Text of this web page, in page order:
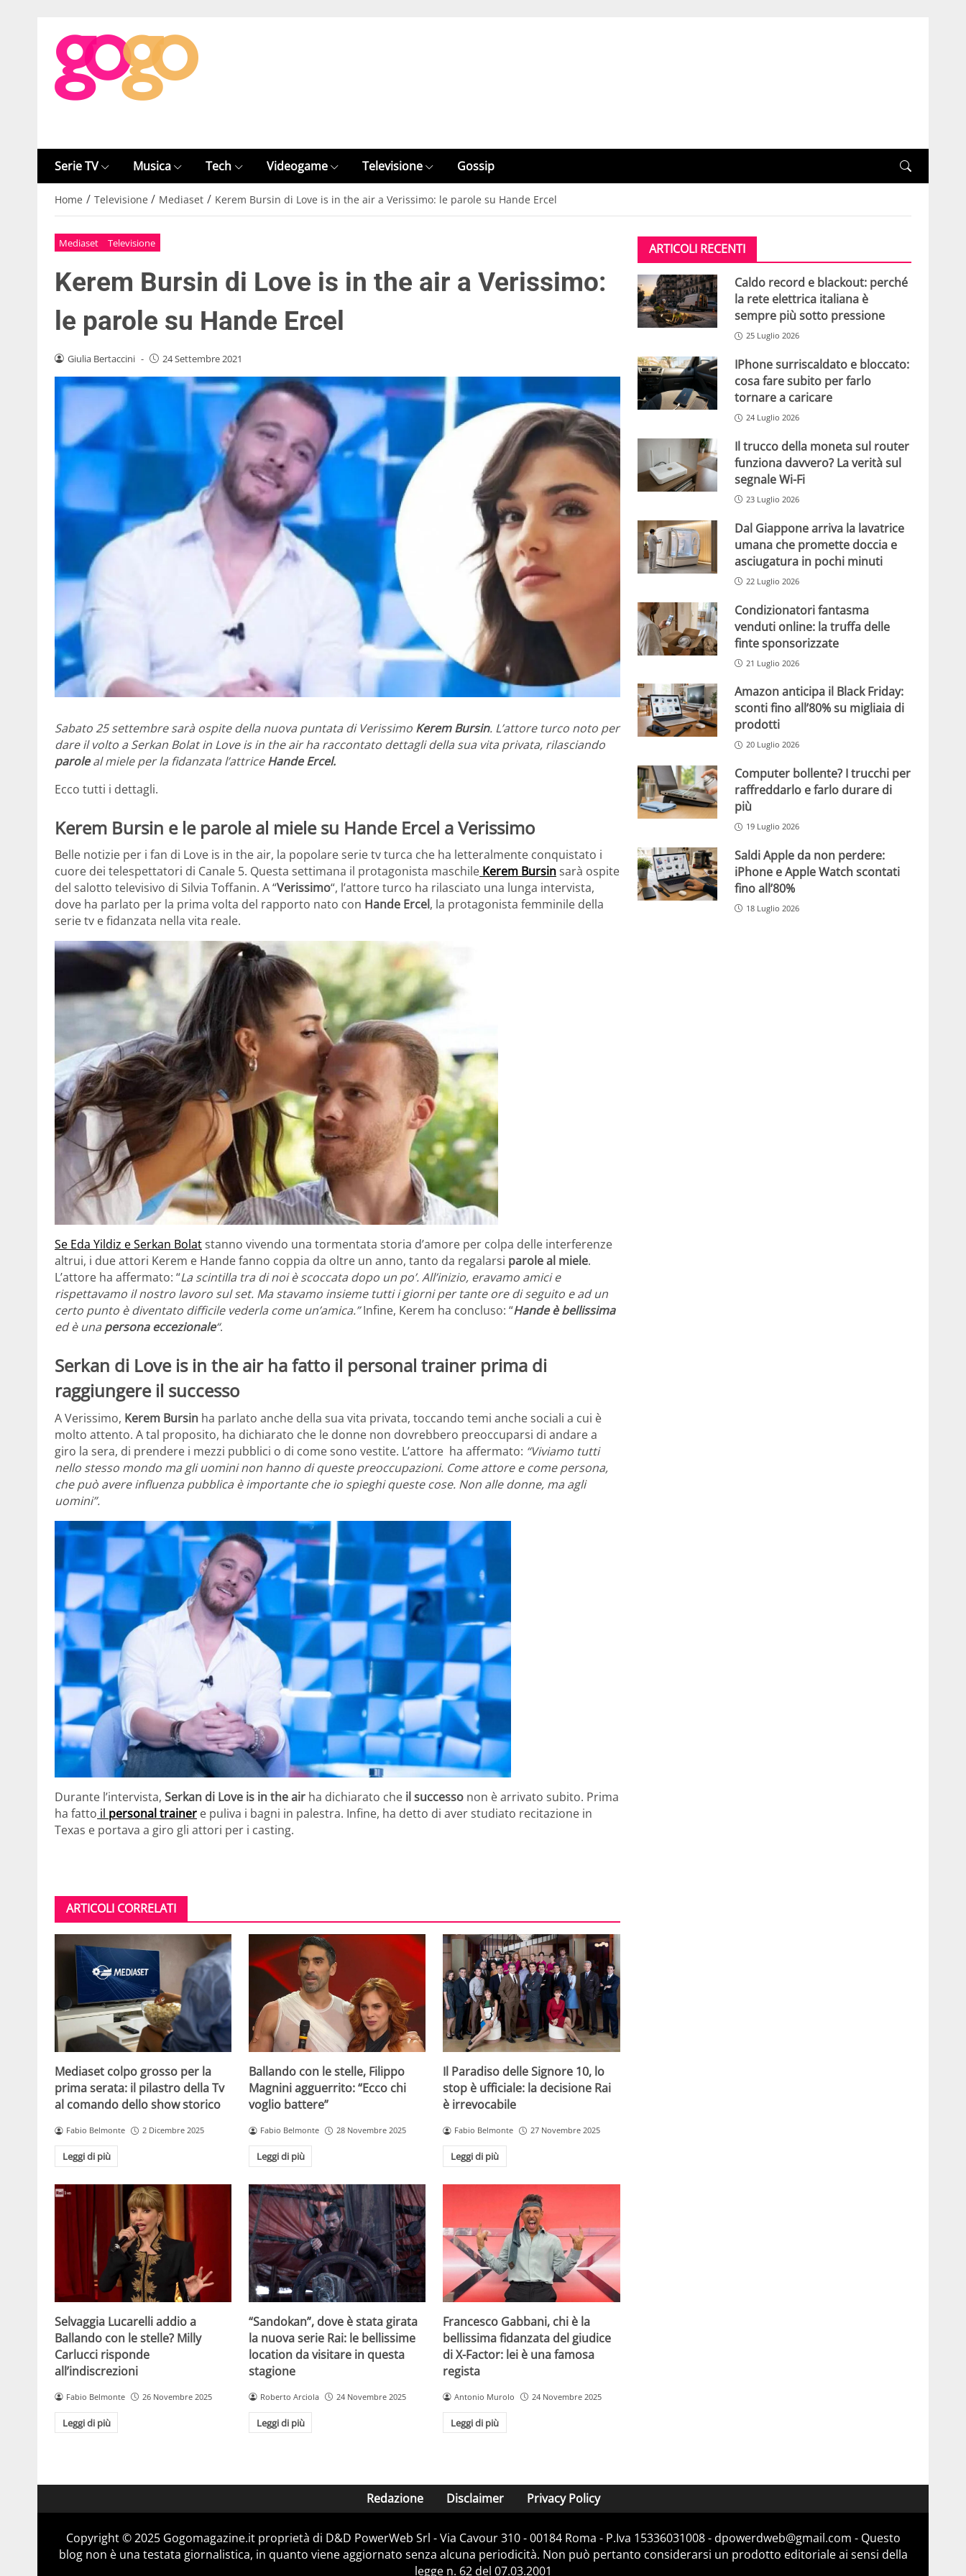
Serie TV Musica Tech Videogame Televisione Gossip
Home / Televisione / Mediaset / Kerem Bursin di Love is in the air a Verissimo: le parole su Hande Ercel
Mediaset Televisione
Kerem Bursin di Love is in the air a Verissimo:
le parole su Hande Ercel
Giulia Bertaccini - 24 Settembre 2021
Sabato 25 settembre sarà ospite della nuova puntata di Verissimo Kerem Bursin. L’attore turco noto per
dare il volto a Serkan Bolat in Love is in the air ha raccontato dettagli della sua vita privata, rilasciando
paroleal miele per la fidanzata l’attriceHande Ercel.
Ecco tutti i dettagli.
Kerem Bursin e le parole al miele su Hande Ercel a Verissimo
Belle notizie per i fan di Love is in the air, la popolare serie tv turca che ha letteralmente conquistato i
cuore dei telespettatori di Canale 5. Questa settimana il protagonista maschile Kerem Bursinsarà ospite
del salotto televisivo di Silvia Toffanin. A “Verissimo“, l’attore turco ha rilasciato una lunga intervista,
dove ha parlato per la prima volta del rapporto nato con Hande Ercel, la protagonista femminile della
serie tv e fidanzata nella vita reale.
Se Eda Yildiz e Serkan Bolatstanno vivendo una tormentata storia d’amore per colpa delle interferenze
altrui, i due attori Kerem e Hande fanno coppia da oltre un anno, tanto da regalarsi parole al miele.
L’attore ha affermato: “La scintilla tra di noi è scoccata dopo un po’. All’inizio, eravamo amici e
rispettavamo il nostro lavoro sul set. Ma stavamo insieme tutti i giorni per tante ore di seguito e ad un
certo punto è diventato difficile vederla come un’amica.”Infine, Kerem ha concluso: “Hande è bellissima
ed è una persona eccezionale“.
Serkan di Love is in the air ha fatto il personal trainer prima di
raggiungere il successo
A Verissimo, Kerem Bursin ha parlato anche della sua vita privata, toccando temi anche sociali a cui è
molto attento. A tal proposito, ha dichiarato che le donne non dovrebbero preoccuparsi di andare a
giro la sera, di prendere i mezzi pubblici o di come sono vestite. L’attore ha affermato: “Viviamo tutti
nello stesso mondo ma gli uomini non hanno di queste preoccupazioni. Come attore e come persona,
che può avere influenza pubblica è importante che io spieghi queste cose. Non alle donne, ma agli
uomini”.
Durante l’intervista, Serkan di Love is in the air ha dichiarato che il successo non è arrivato subito. Prima
ha fatto il personal trainer e puliva i bagni in palestra. Infine, ha detto di aver studiato recitazione in
Texas e portava a giro gli attori per i casting.
ARTICOLI CORRELATI
Mediaset colpo grosso per la
prima serata: il pilastro della Tv
al comando dello show storico
Fabio Belmonte 2 Dicembre 2025
Leggi di più
Ballando con le stelle, Filippo
Magnini agguerrito: “Ecco chi
voglio battere”
Fabio Belmonte 28 Novembre 2025
Leggi di più
Il Paradiso delle Signore 10, lo
stop è ufficiale: la decisione Rai
è irrevocabile
Fabio Belmonte 27 Novembre 2025
Leggi di più
Selvaggia Lucarelli addio a
Ballando con le stelle? Milly
Carlucci risponde
all’indiscrezioni
Fabio Belmonte 26 Novembre 2025
Leggi di più
“Sandokan”, dove è stata girata
la nuova serie Rai: le bellissime
location da visitare in questa
stagione
Roberto Arciola 24 Novembre 2025
Leggi di più
Francesco Gabbani, chi è la
bellissima fidanzata del giudice
di X-Factor: lei è una famosa
regista
Antonio Murolo 24 Novembre 2025
Leggi di più
ARTICOLI RECENTI
Caldo record e blackout: perché
la rete elettrica italiana è
sempre più sotto pressione
25 Luglio 2026
IPhone surriscaldato e bloccato:
cosa fare subito per farlo
tornare a caricare
24 Luglio 2026
Il trucco della moneta sul router
funziona davvero? La verità sul
segnale Wi-Fi
23 Luglio 2026
Dal Giappone arriva la lavatrice
umana che promette doccia e
asciugatura in pochi minuti
22 Luglio 2026
Condizionatori fantasma
venduti online: la truffa delle
finte sponsorizzate
21 Luglio 2026
Amazon anticipa il Black Friday:
sconti fino all’80% su migliaia di
prodotti
20 Luglio 2026
Computer bollente? I trucchi per
raffreddarlo e farlo durare di
più
19 Luglio 2026
Saldi Apple da non perdere:
iPhone e Apple Watch scontati
fino all’80%
18 Luglio 2026
Redazione Disclaimer Privacy Policy
Copyright © 2025 Gogomagazine.it proprietà di D&D PowerWeb Srl - Via Cavour 310 - 00184 Roma - P.Iva 15336031008 - dpowerdweb@gmail.com - Questo
blog non è una testata giornalistica, in quanto viene aggiornato senza alcuna periodicità. Non può pertanto considerarsi un prodotto editoriale ai sensi della
legge n. 62 del 07.03.2001